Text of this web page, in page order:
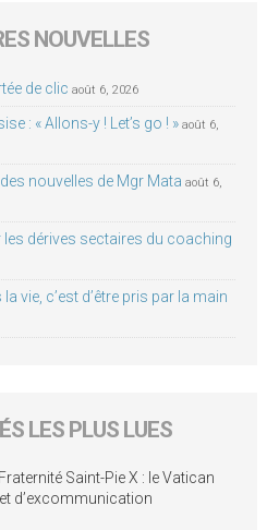
NOUVELLES
de clic août 6, 2026
: « Allons-y ! Let’s go ! » août 6,
nouvelles de Mgr Mata août 6,
les dérives sectaires du coaching
vie, c’est d’être pris par la main
LES PLUS LUES
Saint-Pie X : le Vatican
d’excommunication